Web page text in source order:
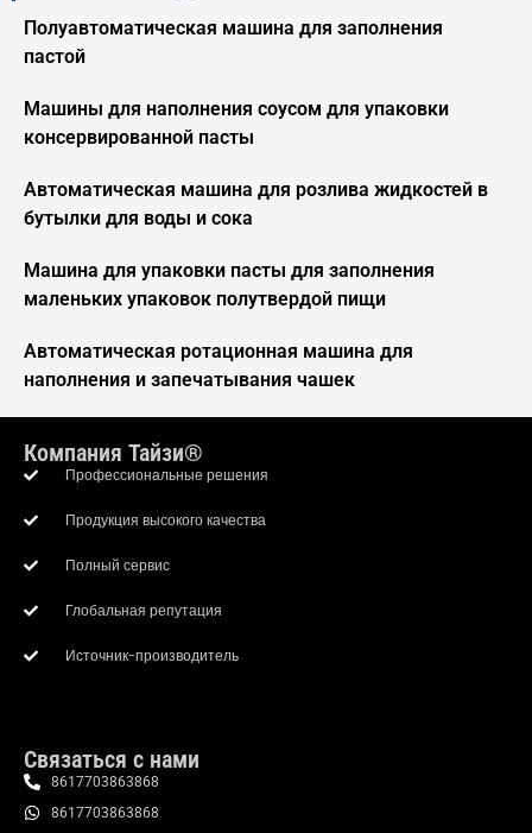
Полуавтоматическая машина для заполнения
пастой
Машины для наполнения соусом для упаковки
консервированной пасты
Автоматическая машина для розлива жидкостей в
бутылки для воды и сока
Машина для упаковки пасты для заполнения
маленьких упаковок полутвердой пищи
Автоматическая ротационная машина для
наполнения и запечатывания чашек
Компания Тайзи®
Профессиональные решения
Продукция высокого качества
Полный сервис
Глобальная репутация
Источник-производитель
Связаться с нами
8617703863868
8617703863868